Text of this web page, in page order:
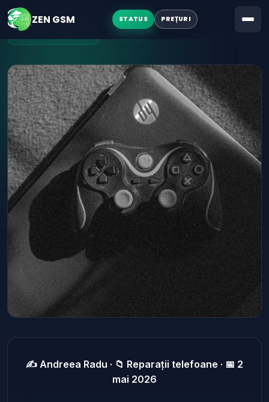
ZEN GSM STATUS PREȚURI
← Înapoi la blog
✍️ Andreea Radu · 📁 Reparații telefoane · 📅 2
mai 2026